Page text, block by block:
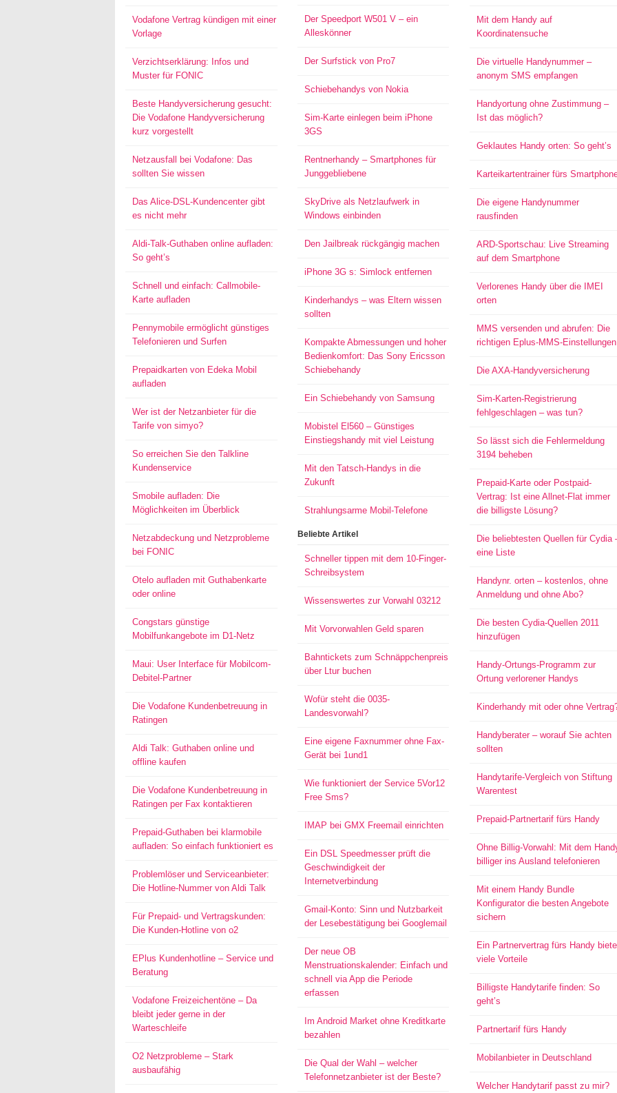
Vodafone Vertrag kündigen mit einer
Vorlage
Verzichtserklärung: Infos und
Muster für FONIC
Beste Handyversicherung gesucht:
Die Vodafone Handyversicherung
kurz vorgestellt
Netzausfall bei Vodafone: Das
sollten Sie wissen
Das Alice-DSL-Kundencenter gibt
es nicht mehr
Aldi-Talk-Guthaben online aufladen:
So geht’s
Schnell und einfach: Callmobile-
Karte aufladen
Pennymobile ermöglicht günstiges
Telefonieren und Surfen
Prepaidkarten von Edeka Mobil
aufladen
Wer ist der Netzanbieter für die
Tarife von simyo?
So erreichen Sie den Talkline
Kundenservice
Smobile aufladen: Die
Möglichkeiten im Überblick
Netzabdeckung und Netzprobleme
bei FONIC
Otelo aufladen mit Guthabenkarte
oder online
Congstars günstige
Mobilfunkangebote im D1-Netz
Maui: User Interface für Mobilcom-
Debitel-Partner
Die Vodafone Kundenbetreuung in
Ratingen
Aldi Talk: Guthaben online und
offline kaufen
Die Vodafone Kundenbetreuung in
Ratingen per Fax kontaktieren
Prepaid-Guthaben bei klarmobile
aufladen: So einfach funktioniert es
Problemlöser und Serviceanbieter:
Die Hotline-Nummer von Aldi Talk
Für Prepaid- und Vertragskunden:
Die Kunden-Hotline von o2
EPlus Kundenhotline – Service und
Beratung
Vodafone Freizeichentöne – Da
bleibt jeder gerne in der
Warteschleife
O2 Netzprobleme – Stark
ausbaufähig
Der Speedport W501 V – ein
Alleskönner
Der Surfstick von Pro7
Schiebehandys von Nokia
Sim-Karte einlegen beim iPhone
3GS
Rentnerhandy – Smartphones für
Junggebliebene
SkyDrive als Netzlaufwerk in
Windows einbinden
Den Jailbreak rückgängig machen
iPhone 3G s: Simlock entfernen
Kinderhandys – was Eltern wissen
sollten
Kompakte Abmessungen und hoher
Bedienkomfort: Das Sony Ericsson
Schiebehandy
Ein Schiebehandy von Samsung
Mobistel El560 – Günstiges
Einstiegshandy mit viel Leistung
Mit den Tatsch-Handys in die
Zukunft
Strahlungsarme Mobil-Telefone
Beliebte Artikel
Schneller tippen mit dem 10-Finger-
Schreibsystem
Wissenswertes zur Vorwahl 03212
Mit Vorvorwahlen Geld sparen
Bahntickets zum Schnäppchenpreis
über Ltur buchen
Wofür steht die 0035-
Landesvorwahl?
Eine eigene Faxnummer ohne Fax-
Gerät bei 1und1
Wie funktioniert der Service 5Vor12
Free Sms?
IMAP bei GMX Freemail einrichten
Ein DSL Speedmesser prüft die
Geschwindigkeit der
Internetverbindung
Gmail-Konto: Sinn und Nutzbarkeit
der Lesebestätigung bei Googlemail
Der neue OB
Menstruationskalender: Einfach und
schnell via App die Periode
erfassen
Im Android Market ohne Kreditkarte
bezahlen
Die Qual der Wahl – welcher
Telefonnetzanbieter ist der Beste?
Mit dem Handy auf
Koordinatensuche
Die virtuelle Handynummer –
anonym SMS empfangen
Handyortung ohne Zustimmung –
Ist das möglich?
Geklautes Handy orten: So geht’s
Karteikartentrainer fürs
Die eigene Handynummer
rausfinden
ARD-Sportschau: Live Streaming
auf dem Smartphone
Verlorenes Handy über die IMEI
orten
MMS versenden und abrufen: Die
richtigen Eplus-MMS-Einstellungen
Die AXA-Handyversicherung
Sim-Karten-Registrierung
fehlgeschlagen – was tun?
So lässt sich die Fehlermeldung
3194 beheben
Prepaid-Karte oder Postpaid-
Vertrag: Ist eine Allnet-Flat immer
die billigste Lösung?
Die beliebtesten Quellen für Cydia
eine Liste
Handynr. orten – kostenlos, ohne
Anmeldung und ohne Abo?
Die besten Cydia-Quellen 2011
hinzufügen
Handy-Ortungs-Programm zur
Ortung verlorener Handys
Kinderhandy mit oder ohne
Handyberater – worauf Sie achten
sollten
Handytarife-Vergleich von Stiftung
Warentest
Prepaid-Partnertarif fürs Handy
Ohne Billig-Vorwahl: Mit dem
billiger ins Ausland telefonieren
Mit einem Handy Bundle
Konfigurator die besten Angebote
sichern
Ein Partnervertrag fürs Handy
viele Vorteile
Billigste Handytarife finden: So
geht’s
Partnertarif fürs Handy
Mobilanbieter in Deutschland
Welcher Handytarif passt zu mir?